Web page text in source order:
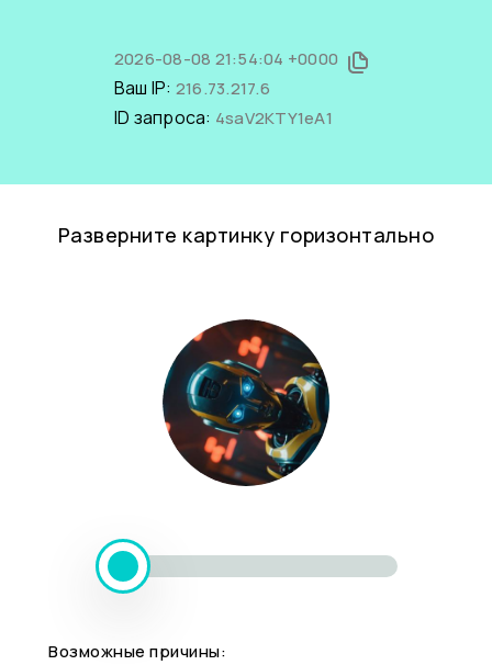
2026-08-08 21:54:04 +0000
Ваш IP: 216.73.217.6
ID запроса: 4saV2KTY1eA1
Разверните картинку горизонтально
Возможные причины: